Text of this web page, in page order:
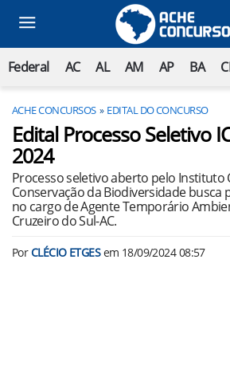
Federal AC AL AM AP BA
ACHE CONCURSOS EDITAL DO CONCURSO
Edital Processo Seletivo
2024
Processo seletivo aberto pelo Instituto
Conservação da Biodiversidade busca
no cargo de Agente Temporário
Cruzeiro do Sul-AC.
PorCLÉCIO ETGESem 18/09/2024 08:57